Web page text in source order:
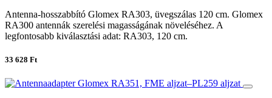
Antenna-hosszabbító Glomex RA303, üvegszálas 120 cm. Glomex
RA300 antennák szerelési magasságának növeléséhez. A
legfontosabb kiválasztási adat: RA303, 120 cm.
33 628 Ft